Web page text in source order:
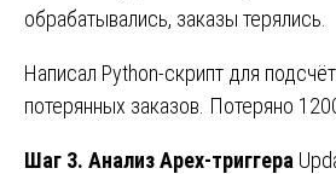
обрабатывались, заказы терялись.
Написал Python-скрипт для
потерянных заказов. Потеряно
Шаг 3. Анализ Apex-триггера